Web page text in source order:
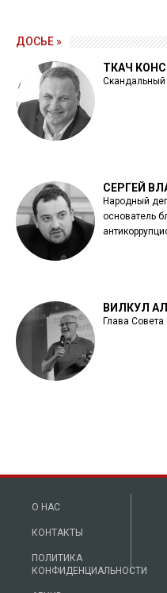
ДОСЬЕ »
ТКАЧ
СЕРГЕЙ
Народный
основатель
ВИЛКУЛ
Глава
О НАС
КОНТАКТЫ
ПОЛИТИКА
КОНФИДЕНЦИАЛЬНОСТИ